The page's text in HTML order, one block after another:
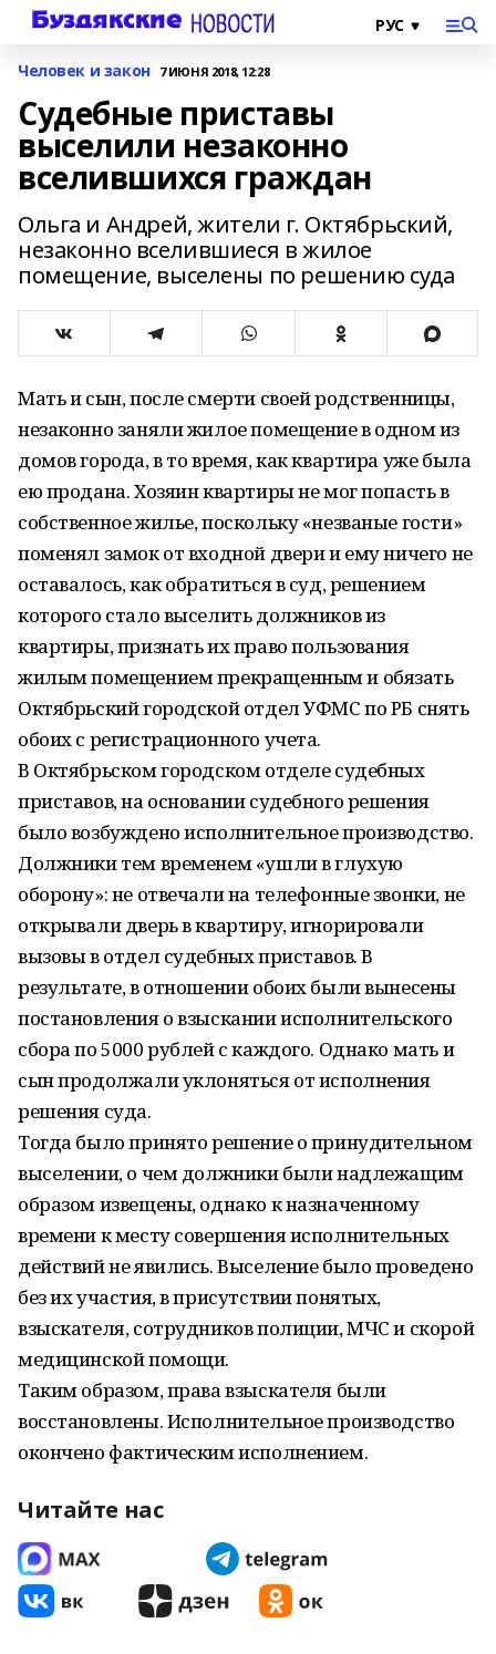
Человек и закон 7 ИЮНЯ 2018, 12:28
Судебные приставы
выселили незаконно
вселившихся граждан
Ольга и Андрей, жители г. Октябрьский,
незаконно вселившиеся в жилое
помещение, выселены по решению суда
Мать и сын, после смерти своей родственницы,
незаконно заняли жилое помещение в одном из
домов города, в то время, как квартира уже была
ею продана. Хозяин квартиры не мог попасть в
собственное жилье, поскольку «незваные гости»
поменял замок от входной двери и ему ничего не
оставалось, как обратиться в суд, решением
которого стало выселить должников из
квартиры, признать их право пользования
жилым помещением прекращенным и обязать
Октябрьский городской отдел УФМС по РБ снять
обоих с регистрационного учета.
В Октябрьском городском отделе судебных
приставов, на основании судебного решения
было возбуждено исполнительное производство.
Должники тем временем «ушли в глухую
оборону»: не отвечали на телефонные звонки, не
открывали дверь в квартиру, игнорировали
вызовы в отдел судебных приставов. В
результате, в отношении обоих были вынесены
постановления о взыскании исполнительского
сбора по 5000 рублей с каждого. Однако мать и
сын продолжали уклоняться от исполнения
решения суда.
Тогда было принято решение о принудительном
выселении, о чем должники были надлежащим
образом извещены, однако к назначенному
времени к месту совершения исполнительных
действий не явились. Выселение было проведено
без их участия, в присутствии понятых,
взыскателя, сотрудников полиции, МЧС и скорой
медицинской помощи.
Таким образом, права взыскателя были
восстановлены. Исполнительное производство
окончено фактическим исполнением.
Читайте нас